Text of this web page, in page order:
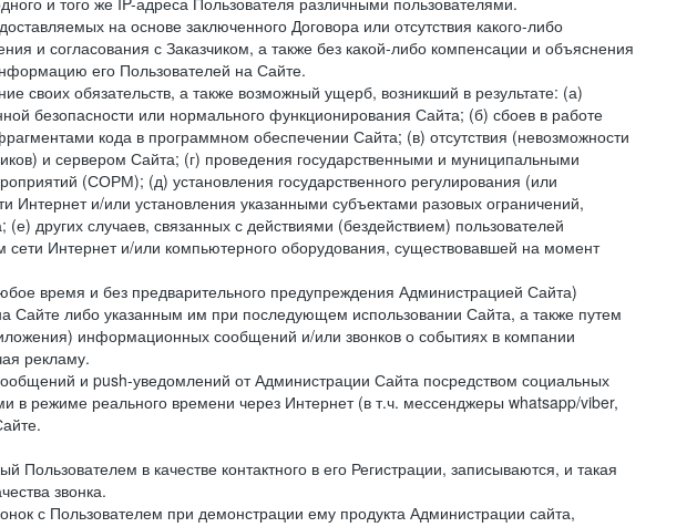
на основе заключенного Договора или отсутствия какого-либо
и согласования с Заказчиком, а также без какой-либо компенсации и объяснения
его Пользователей на Сайте.
своих обязательств, а также возможный ущерб, возникший в результате: (а)
безопасности или нормального функционирования Сайта; (б) сбоев в работе
кода в программном обеспечении Сайта; (в) отсутствия (невозможности
и сервером Сайта; (г) проведения государственными и муниципальными
(СОРМ); (д) установления государственного регулирования (или
Интернет и/или установления указанными субъектами разовых ограничений,
других случаев, связанных с действиями (бездействием) пользователей
Интернет и/или компьютерного оборудования, существовавшей на момент
время и без предварительного предупреждения Администрацией Сайта)
Сайте либо указанным им при последующем использовании Сайта, а также путем
информационных сообщений и/или звонков о событиях в компании
рекламу.
и push-уведомлений от Администрации Сайта посредством социальных
в режиме реального времени через Интернет (в т.ч. мессенджеры whatsapp/viber,
в качестве контактного в его Регистрации, записываются, и такая
звонка.
с Пользователем при демонстрации ему продукта Администрации сайта,